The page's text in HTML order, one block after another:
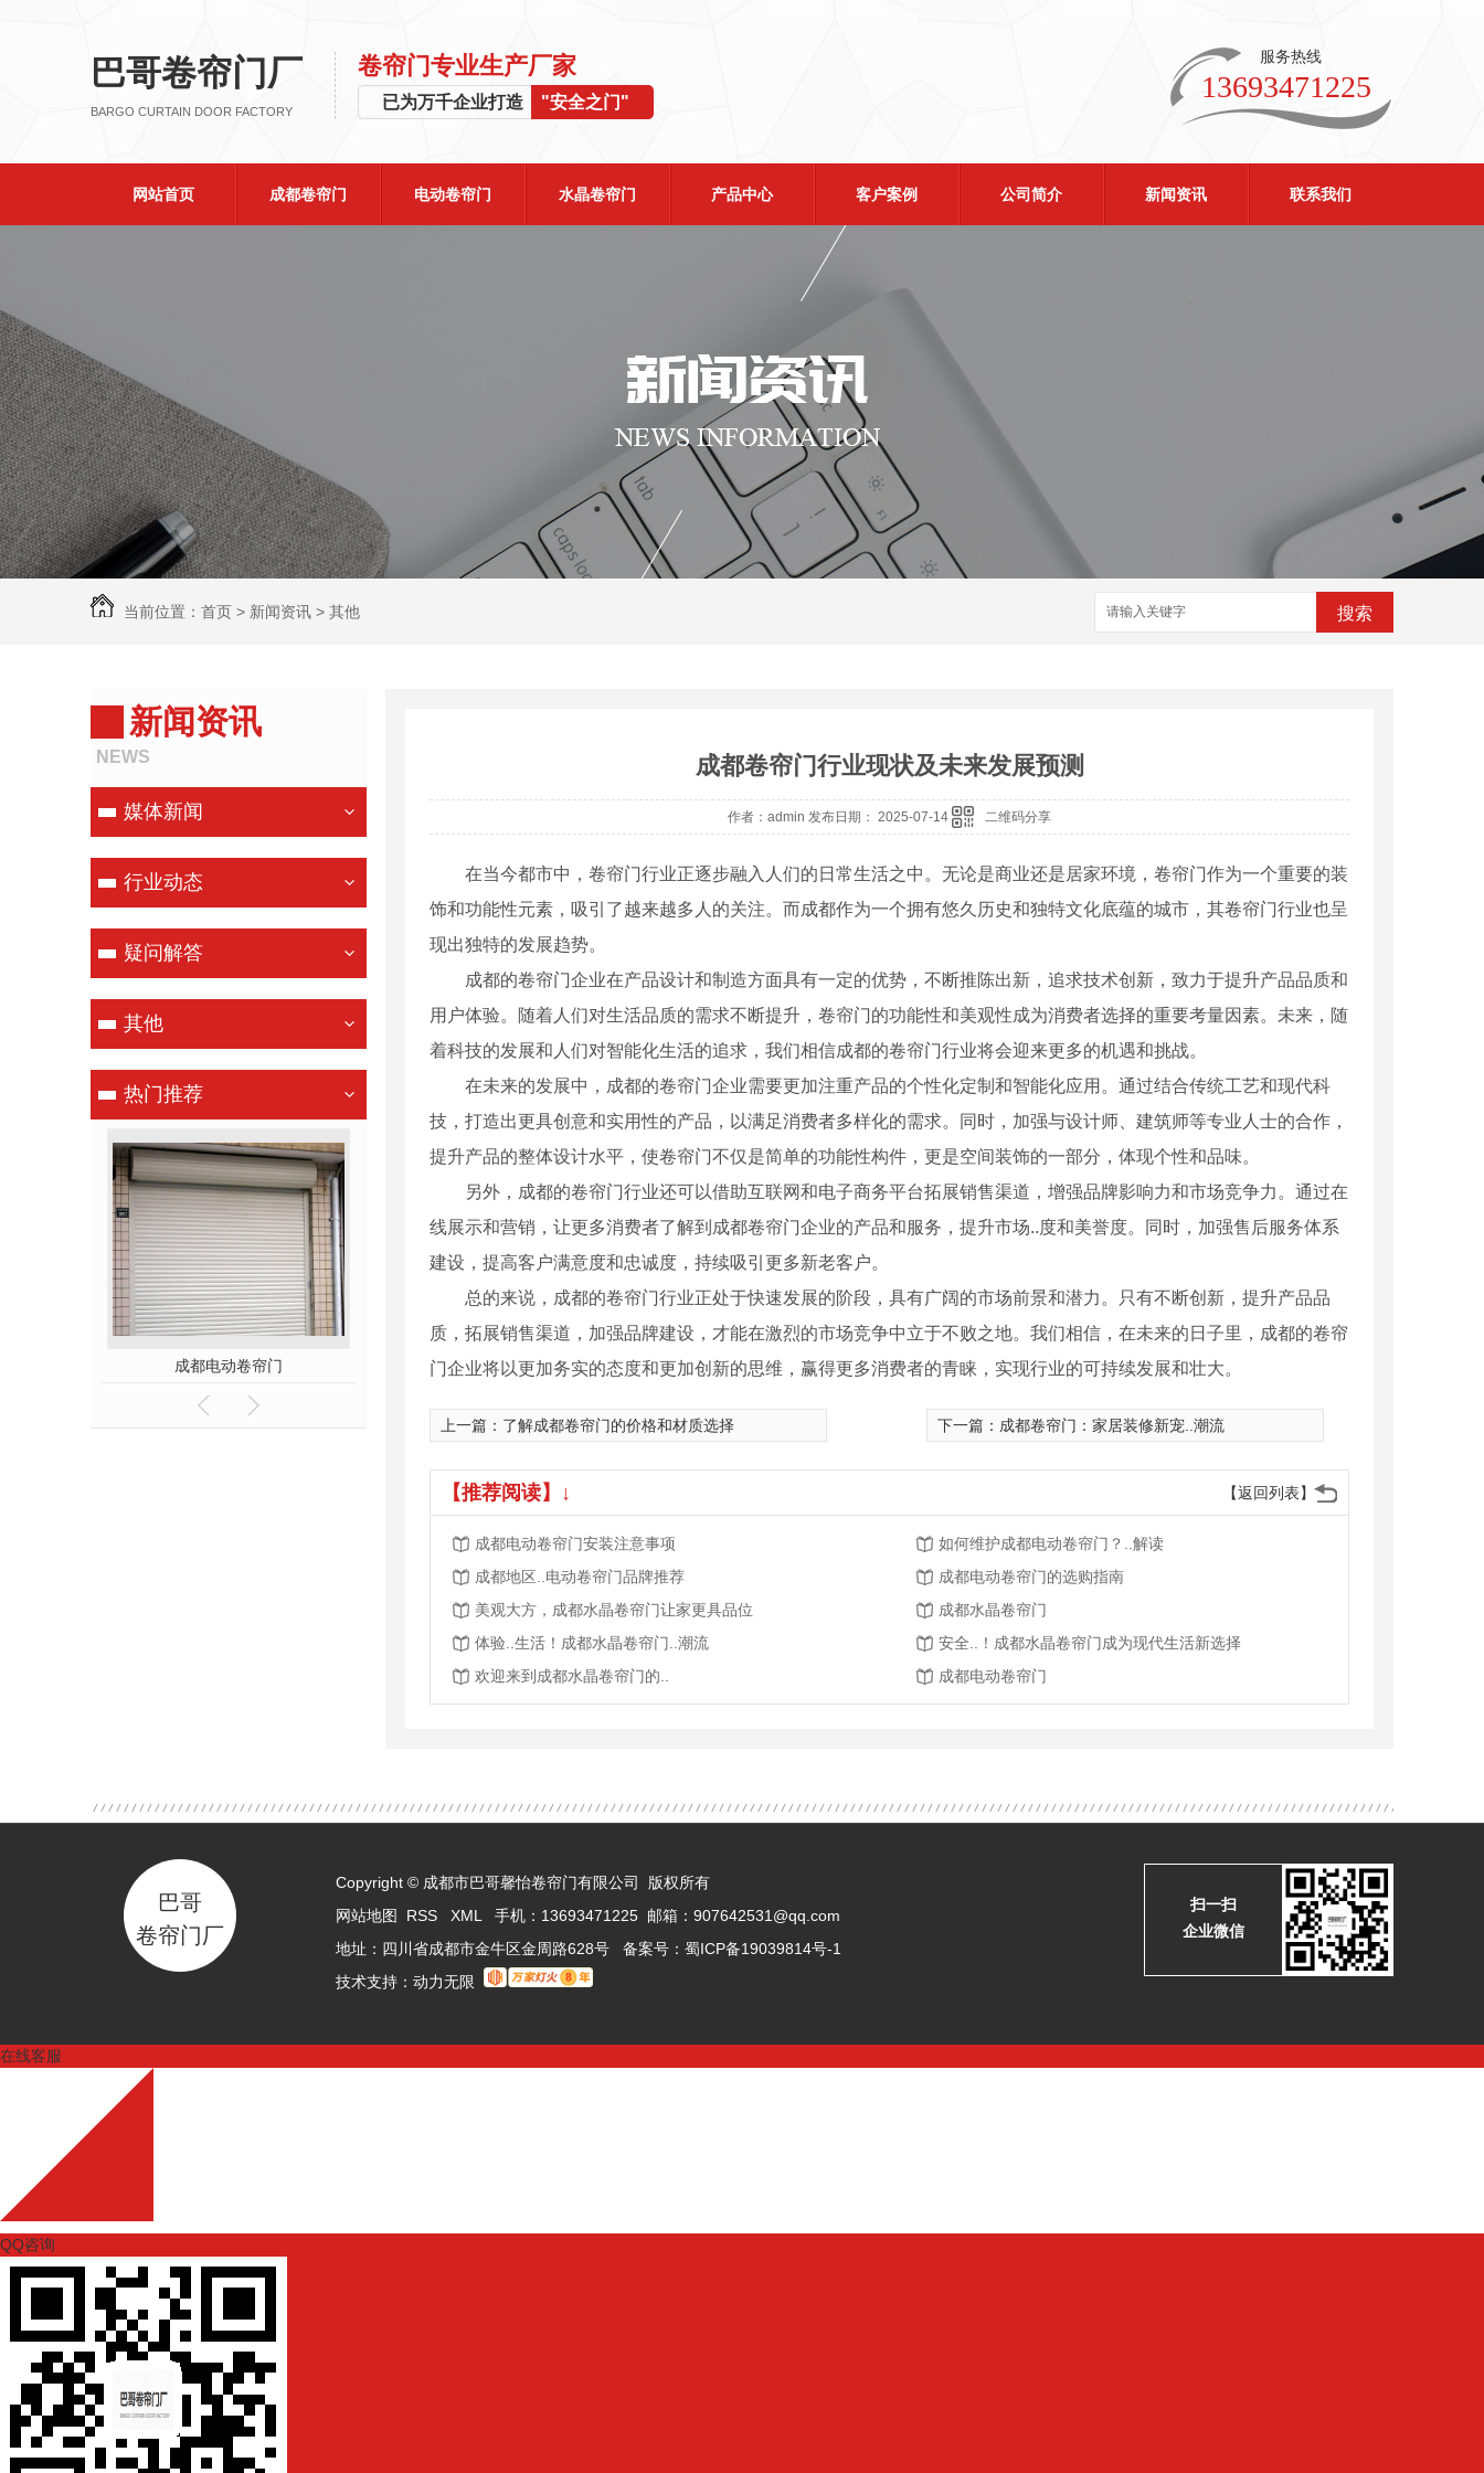
巴哥卷帘门厂
BARGO CURTAIN DOOR FACTORY
卷帘门专业生产厂家
已为万千企业打造 "安全之门"
服务热线
13693471225
网站首页 成都卷帘门 电动卷帘门 水晶卷帘门 产品中心 客户案例 公司简介 新闻资讯 联系我们
当前位置： 首页 > 新闻资讯 > 其他 搜索
新闻资讯
NEWS
媒体新闻
行业动态
疑问解答
其他
热门推荐
成都水晶卷帘门 电动卷帘门厂家 成都堆积门 四川铝合金卷帘门
成都卷帘门行业现状及未来发展预测
作者：admin 发布日期： 2025-07-14 二维码分享
在当今都市中，卷帘门行业正逐步融入人们的日常生活之中。无论是商业还是居家环境，卷帘门作为一个重要的装
饰和功能性元素，吸引了越来越多人的关注。而成都作为一个拥有悠久历史和独特文化底蕴的城市，其卷帘门行业也呈
现出独特的发展趋势。
成都的卷帘门企业在产品设计和制造方面具有一定的优势，不断推陈出新，追求技术创新，致力于提升产品品质和
用户体验。随着人们对生活品质的需求不断提升，卷帘门的功能性和美观性成为消费者选择的重要考量因素。未来，随
着科技的发展和人们对智能化生活的追求，我们相信成都的卷帘门行业将会迎来更多的机遇和挑战。
在未来的发展中，成都的卷帘门企业需要更加注重产品的个性化定制和智能化应用。通过结合传统工艺和现代科
技，打造出更具创意和实用性的产品，以满足消费者多样化的需求。同时，加强与设计师、建筑师等专业人士的合作，
提升产品的整体设计水平，使卷帘门不仅是简单的功能性构件，更是空间装饰的一部分，体现个性和品味。
另外，成都的卷帘门行业还可以借助互联网和电子商务平台拓展销售渠道，增强品牌影响力和市场竞争力。通过在
线展示和营销，让更多消费者了解到成都卷帘门企业的产品和服务，提升市场..度和美誉度。同时，加强售后服务体系
建设，提高客户满意度和忠诚度，持续吸引更多新老客户。
总的来说，成都的卷帘门行业正处于快速发展的阶段，具有广阔的市场前景和潜力。只有不断创新，提升产品品
质，拓展销售渠道，加强品牌建设，才能在激烈的市场竞争中立于不败之地。我们相信，在未来的日子里，成都的卷帘
门企业将以更加务实的态度和更加创新的思维，赢得更多消费者的青睐，实现行业的可持续发展和壮大。
上一篇： 了解成都卷帘门的价格和材质选择 下一篇： 成都卷帘门：家居装修新宠..潮流
【返回列表】
【推荐阅读】↓
成都电动卷帘门安装注意事项
如何维护成都电动卷帘门？..解读
成都地区..电动卷帘门品牌推荐
成都电动卷帘门的选购指南
美观大方，成都水晶卷帘门让家更具品位
成都水晶卷帘门
体验..生活！成都水晶卷帘门..潮流
安全..！成都水晶卷帘门成为现代生活新选择
欢迎来到成都水晶卷帘门的..
成都电动卷帘门
巴哥
卷帘门厂
Copyright © 成都市巴哥馨怡卷帘门有限公司 版权所有
网站地图
RSS XML
手机：13693471225 邮箱：907642531@qq.com
地址：四川省成都市金牛区金周路628号 备案号： 蜀ICP备19039814号-1
技术支持： 动力无限
扫一扫
企业微信
在线客服
QQ咨询